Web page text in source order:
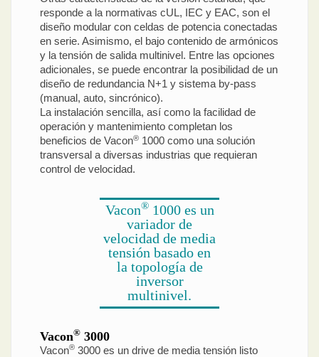
responde a la normativas cUL, IEC y EAC, son el
diseño modular con celdas de potencia conectadas
en serie. Asimismo, el bajo contenido de armónicos
y la tensión de salida multinivel. Entre las opciones
adicionales, se puede encontrar la posibilidad de un
diseño de redundancia N+1 y sistema by-pass
(manual, auto, sincrónico).
La instalación sencilla, así como la facilidad de
operación y mantenimiento completan los
beneficios de Vacon® 1000 como una solución
transversal a diversas industrias que requieran
control de velocidad.
Vacon®1000 es un
variador de
velocidad de media
tensión basado en
la topología de
inversor
multinivel.
Vacon® 3000
Vacon® 3000 es un drive de media tensión listo